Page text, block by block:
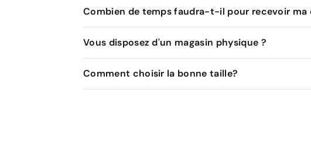
Combien de temps faudra-t-il pour recevoir ma
Vous disposez d'un magasin physique ?
Comment choisir la bonne taille?